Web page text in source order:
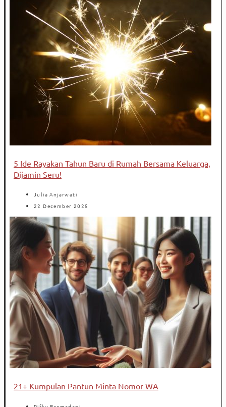
5 Ide Rayakan Tahun Baru di Rumah Bersama Keluarga,
Dijamin Seru!
Julia Anjarwati
22 December 2025
21+ Kumpulan Pantun Minta Nomor WA